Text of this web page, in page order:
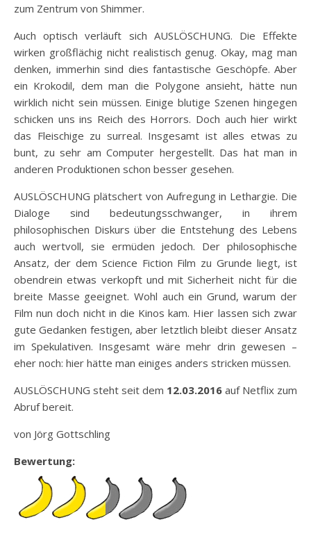
zum Zentrum von Shimmer.
Auch optisch verläuft sich AUSLÖSCHUNG. Die Effekte
wirken großflächig nicht realistisch genug. Okay, mag man
denken, immerhin sind dies fantastische Geschöpfe. Aber
ein Krokodil, dem man die Polygone ansieht, hätte nun
wirklich nicht sein müssen. Einige blutige Szenen hingegen
schicken uns ins Reich des Horrors. Doch auch hier wirkt
das Fleischige zu surreal. Insgesamt ist alles etwas zu
bunt, zu sehr am Computer hergestellt. Das hat man in
anderen Produktionen schon besser gesehen.
AUSLÖSCHUNG plätschert von Aufregung in Lethargie. Die
Dialoge sind bedeutungsschwanger, in ihrem
philosophischen Diskurs über die Entstehung des Lebens
auch wertvoll, sie ermüden jedoch. Der philosophische
Ansatz, der dem Science Fiction Film zu Grunde liegt, ist
obendrein etwas verkopft und mit Sicherheit nicht für die
breite Masse geeignet. Wohl auch ein Grund, warum der
Film nun doch nicht in die Kinos kam. Hier lassen sich zwar
gute Gedanken festigen, aber letztlich bleibt dieser Ansatz
im Spekulativen. Insgesamt wäre mehr drin gewesen –
eher noch: hier hätte man einiges anders stricken müssen.
AUSLÖSCHUNG steht seit dem 12.03.2016 auf Netflix zum
Abruf bereit.
von Jörg Gottschling
Bewertung: